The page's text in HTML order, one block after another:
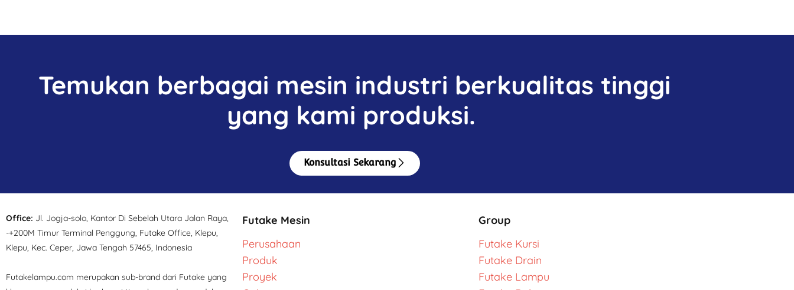
Temukan berbagai mesin industri berkualitas tinggi
yang kami produksi.
Konsultasi Sekarang
Office: Jl. Jogja-solo, Kantor Di Sebelah Utara Jalan Raya,
-+200M Timur Terminal Penggung, Futake Office, Klepu,
Klepu, Kec. Ceper, Jawa Tengah 57465, Indonesia
Futakelampu.com merupakan sub-brand dari Futake yang
Futake Mesin
Perusahaan
Produk
Proyek
Group
Futake Kursi
Futake Drain
Futake Lampu